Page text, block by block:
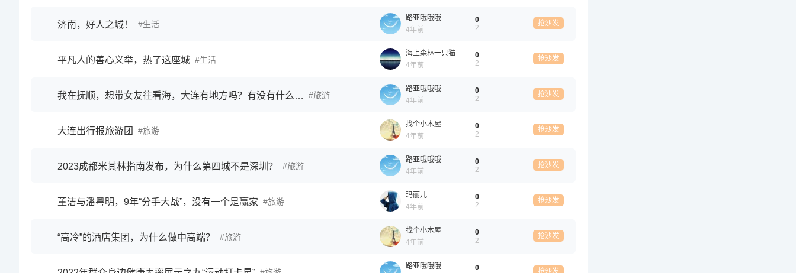
济南，好人之城！ 生活
路亚哦哦哦
4年前
0
2
抢沙发
平凡人的善心义举，热了这座城 生活
海上森林一只猫
4年前
0
2
抢沙发
我在抚顺，想带女友往看海，大连有地方吗？有没有什么旅游团之类的？ 旅游
路亚哦哦哦
4年前
0
2
抢沙发
大连出行报旅游团 旅游
找个小木屋
4年前
0
2
抢沙发
2023成都米其林指南发布，为什么第四城不是深圳？ 旅游
路亚哦哦哦
4年前
0
2
抢沙发
董洁与潘粤明，9年“分手大战”，没有一个是赢家 旅游
玛丽儿
4年前
0
2
抢沙发
“高冷”的酒店集团，为什么做中高端？ 旅游
找个小木屋
4年前
0
2
抢沙发
路亚哦哦哦
0
抢沙发